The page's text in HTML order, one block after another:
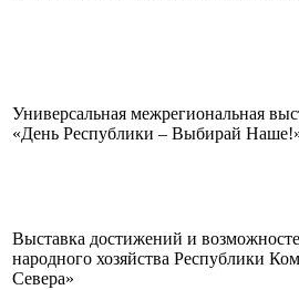
Универсальная межрегиональная
«День Республики – Выбирай
Выставка достижений и
народного хозяйства Республики
Севера»